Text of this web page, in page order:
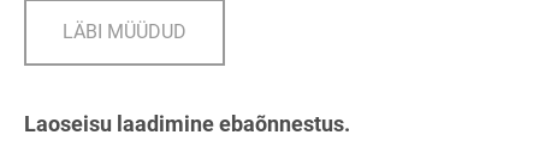
LÄBI MÜÜDUD
Laoseisu laadimine ebaõnnestus.